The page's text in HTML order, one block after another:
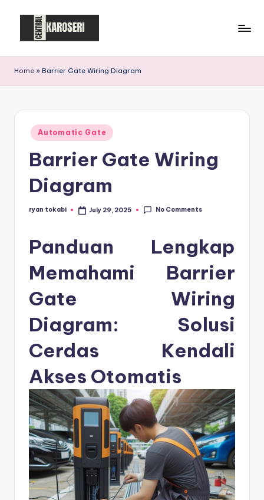
e
n
t
Home » Barrier Gate Wiring Diagram
Posted
in
Automatic Gate
Barrier Gate Wiring
Diagram
Posted
ryan tokabi July 29, 2025 No Comments
Panduan Lengkap
Memahami Barrier
Gate Wiring
Diagram: Solusi
Cerdas Kendali
Akses Otomatis